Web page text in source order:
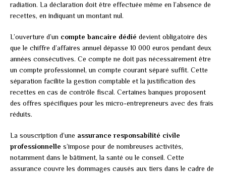
radiation. La déclaration doit être effectuée même en l’absence de
recettes, en indiquant un montant nul.
L’ouverture d’un compte bancaire dédié devient obligatoire dès
que le chiffre d’affaires annuel dépasse 10 000 euros pendant deux
années consécutives. Ce compte ne doit pas nécessairement être
un compte professionnel, un compte courant séparé suffit. Cette
séparation facilite la gestion comptable et la justification des
recettes en cas de contrôle fiscal. Certaines banques proposent
des offres spécifiques pour les micro-entrepreneurs avec des frais
réduits.
La souscription d’une assurance responsabilité civile
professionnelle s’impose pour de nombreuses activités,
notamment dans le bâtiment, la santé ou le conseil. Cette
assurance couvre les dommages causés aux tiers dans le cadre de